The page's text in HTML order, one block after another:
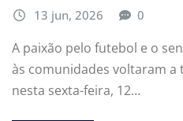
13 jun, 2026 0
A paixão pelo futebol e o
às comunidades voltaram a
nesta sexta-feira, 12…